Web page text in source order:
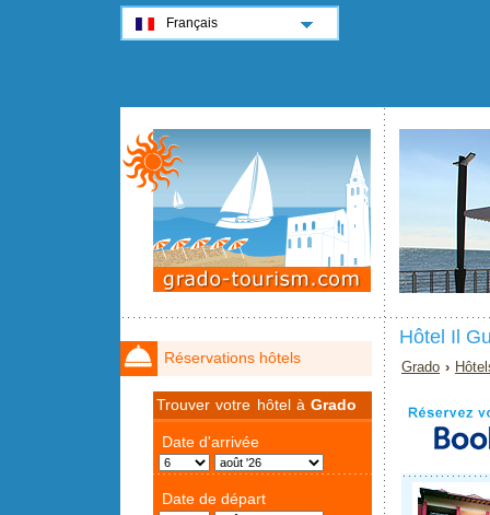
Hôtel Il
Grado ›
Réservations hôtels
Trouver votre hôtel àGrado
Français